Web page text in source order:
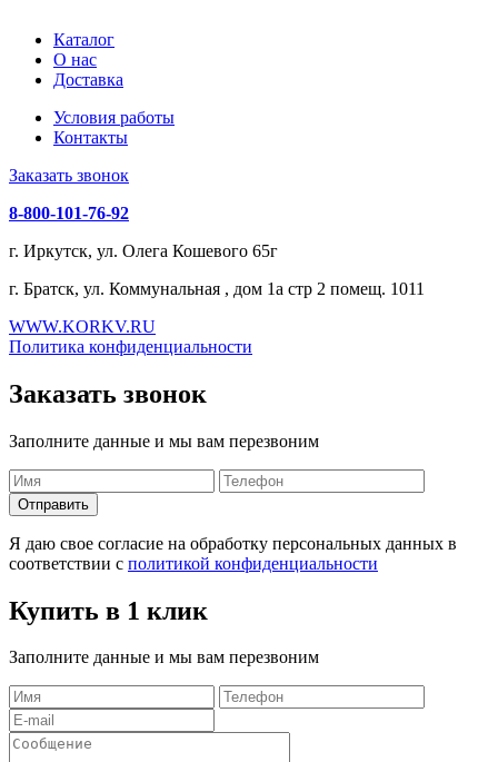
Каталог
О нас
Доставка
Условия работы
Контакты
Заказать звонок
8-800-101-76-92
г. Иркутск, ул. Олега Кошевого 65г
г. Братск, ул. Коммунальная , дом 1а стр 2 помещ. 1011
WWW.KORKV.RU
Политика конфиденциальности
Заказать звонок
Заполните данные и мы вам перезвоним
Я даю свое согласие на обработку персональных данных в
соответствии с политикой конфиденциальности
Купить в 1 клик
Заполните данные и мы вам перезвоним